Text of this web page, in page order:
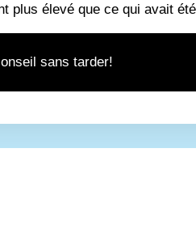
plus élevé que ce qui avait
sans tarder!